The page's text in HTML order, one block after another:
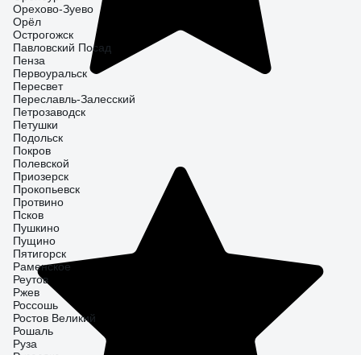
Орехово-Зуево
Орёл
Острогожск
Павловский Посад
Пенза
Первоуральск
Пересвет
Переславль-Залесский
Петрозаводск
Петушки
Подольск
Покров
Полевской
Приозерск
Прокопьевск
Протвино
Псков
Пушкино
Пущино
Пятигорск
Раменское
Реутов
Ржев
Россошь
Ростов Великий
Рошаль
Руза